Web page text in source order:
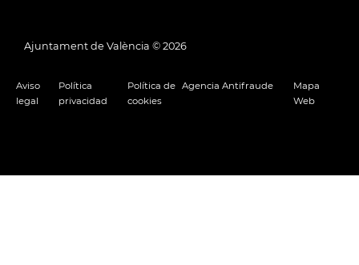
Ajuntament de València © 2026
Aviso
legal
Política
privacidad
Política de
cookies
Agencia Antifraude
Mapa
Web